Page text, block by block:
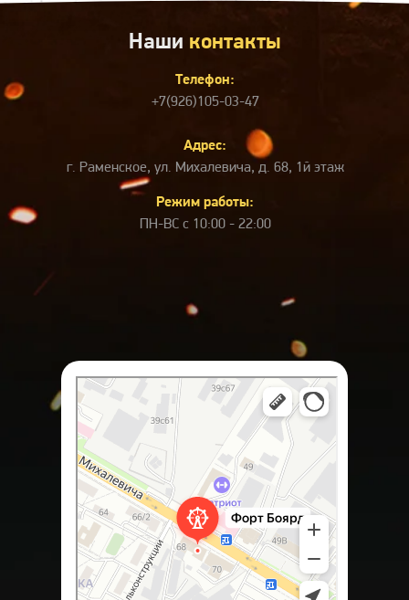
Наши контакты
Телефон:
Адрес:
Режим работы:
+7(926)105-03-47
г. Раменское, ул. Михалевича, д. 68, 1й этаж
ПН-ВС с 10:00 - 22:00
Квест-шоу Форт Боярд
Квесты в Раменском
Организация и проведение детских праздников в
Раменском